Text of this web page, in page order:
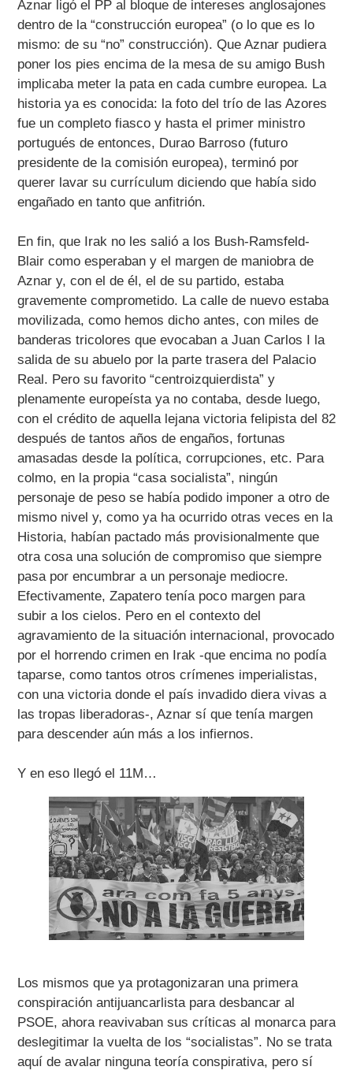
Aznar ligó el PP al bloque de intereses anglosajones
dentro de la “construcción europea” (o lo que es lo
mismo: de su “no” construcción). Que Aznar pudiera
poner los pies encima de la mesa de su amigo Bush
implicaba meter la pata en cada cumbre europea. La
historia ya es conocida: la foto del trío de las Azores
fue un completo fiasco y hasta el primer ministro
portugués de entonces, Durao Barroso (futuro
presidente de la comisión europea), terminó por
querer lavar su currículum diciendo que había sido
engañado en tanto que anfitrión.
En fin, que Irak no les salió a los Bush-Ramsfeld-
Blair como esperaban y el margen de maniobra de
Aznar y, con el de él, el de su partido, estaba
gravemente comprometido. La calle de nuevo estaba
movilizada, como hemos dicho antes, con miles de
banderas tricolores que evocaban a Juan Carlos I la
salida de su abuelo por la parte trasera del Palacio
Real. Pero su favorito “centroizquierdista” y
plenamente europeísta ya no contaba, desde luego,
con el crédito de aquella lejana victoria felipista del 82
después de tantos años de engaños, fortunas
amasadas desde la política, corrupciones, etc. Para
colmo, en la propia “casa socialista”, ningún
personaje de peso se había podido imponer a otro de
mismo nivel y, como ya ha ocurrido otras veces en la
Historia, habían pactado más provisionalmente que
otra cosa una solución de compromiso que siempre
pasa por encumbrar a un personaje mediocre.
Efectivamente, Zapatero tenía poco margen para
subir a los cielos. Pero en el contexto del
agravamiento de la situación internacional, provocado
por el horrendo crimen en Irak -que encima no podía
taparse, como tantos otros crímenes imperialistas,
con una victoria donde el país invadido diera vivas a
las tropas liberadoras-, Aznar sí que tenía margen
para descender aún más a los infiernos.
Y en eso llegó el 11M…
Los mismos que ya protagonizaran una primera
conspiración antijuancarlista para desbancar al
PSOE, ahora reavivaban sus críticas al monarca para
deslegitimar la vuelta de los “socialistas”. No se trata
aquí de avalar ninguna teoría conspirativa, pero sí